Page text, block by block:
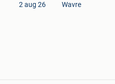
2 aug 26 Wavre